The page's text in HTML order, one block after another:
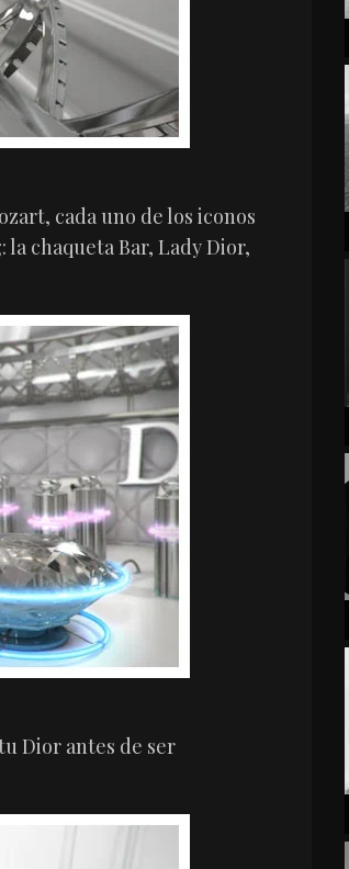
cada uno de los iconos
la chaqueta Bar, Lady Dior,
Dior antes de ser